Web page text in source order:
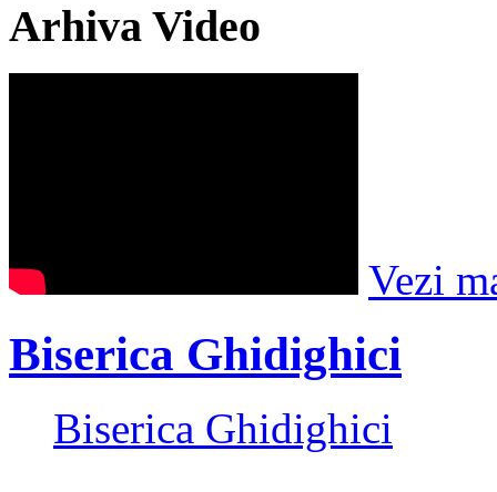
Arhiva Video
Vezi
Biserica Ghidighici
Biserica Ghidighici